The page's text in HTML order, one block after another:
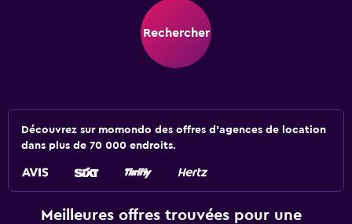
Rechercher
Découvrez sur momondo des offres d'agences de location
dans plus de 70 000 endroits.
Meilleures offres trouvées pour une